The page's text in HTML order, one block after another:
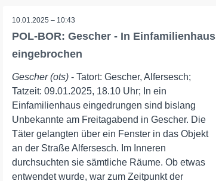
10.01.2025 – 10:43
POL-BOR: Gescher - In Einfamilienhaus
eingebrochen
Gescher (ots)- Tatort: Gescher, Alfersesch;
Tatzeit: 09.01.2025, 18.10 Uhr; In ein
Einfamilienhaus eingedrungen sind bislang
Unbekannte am Freitagabend in Gescher. Die
Täter gelangten über ein Fenster in das Objekt
an der Straße Alfersesch. Im Inneren
durchsuchten sie sämtliche Räume. Ob etwas
entwendet wurde, war zum Zeitpunkt der